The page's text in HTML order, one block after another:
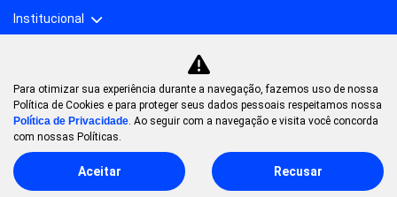
Institucional
No trânsito, enxergar o outro salva vidas.
Desenvolvido pela DEALERSPACE ® Direitos Reservados.
Para otimizar sua experiência durante a navegação, fazemos uso de nossa
Política de Cookies e para proteger seus dados pessoais respeitamos nossa
Política de Privacidade. Ao seguir com a navegação e visita você concorda
com nossas Políticas.
Aceitar Recusar